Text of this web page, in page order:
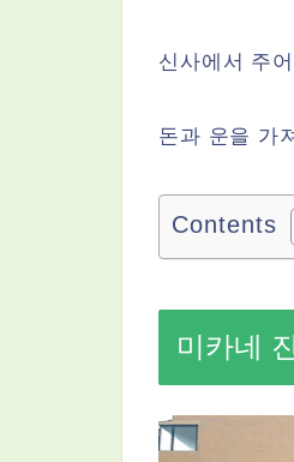
신사에서 주
돈과 운을 가
Contents
미카네